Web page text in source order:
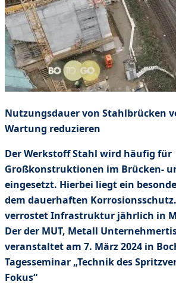
Nutzungsdauer von Stahlbrücken
Wartung reduzieren
Der Werkstoff Stahl wird häufig für
Großkonstruktionen im Brücken-
eingesetzt. Hierbei liegt ein
dem dauerhaften
verrostet Infrastruktur jährlich in
Der der MUT, Metall
veranstaltet am 7. März 2024 in
Tagesseminar „Technik des
Fokus“